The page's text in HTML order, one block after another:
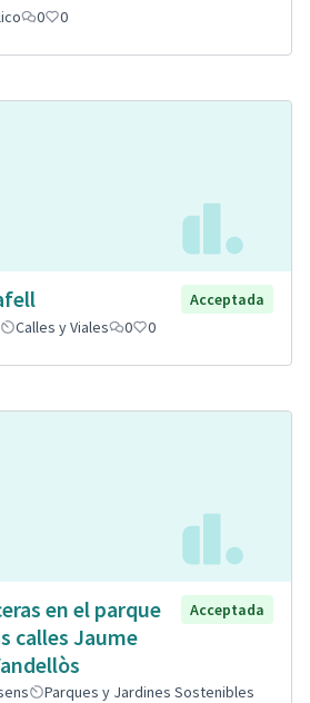
0 0
Acceptada
Calles y Viales 0 0
en el parque
calles Jaume
Acceptada
Parques y Jardines Sostenibles